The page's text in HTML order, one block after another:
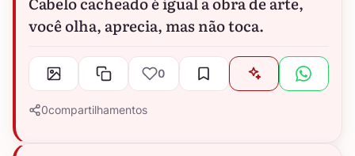
você olha, aprecia, mas não toca.
0
0compartilhamentos